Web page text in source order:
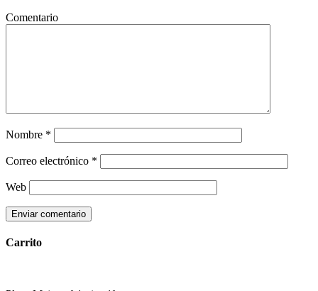
Comentario
Nombre *
Correo electrónico *
Web
Carrito